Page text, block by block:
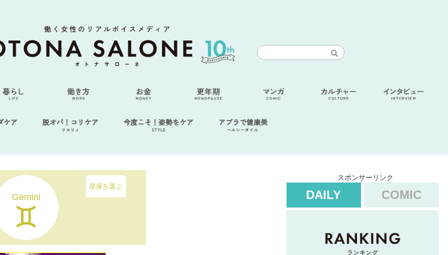
ケア 脱オバ！コリケア
リエリィ
今度こそ！姿勢をケア
STYLE
アブラで健康美
ヘルシーオイル
Gemini
星座を選ぶ
スポンサーリンク
DAILY COMIC